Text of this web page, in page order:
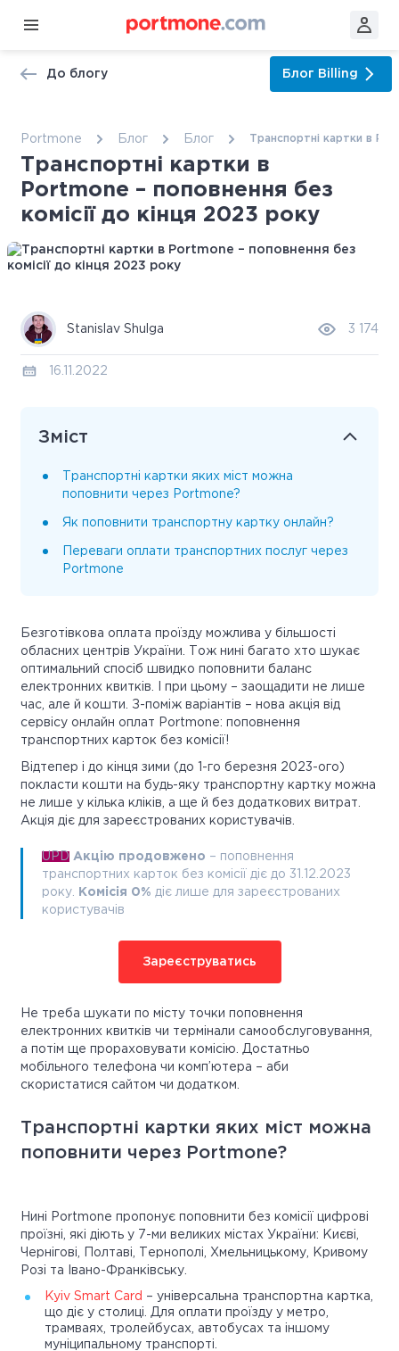
До блогу Блог Billing
Portmone Блог Блог Транспортні картки в
Транспортні картки в
Portmone – поповнення без
комісії до кінця 2023 року
Stanislav Shulga 3 174
16.11.2022
Зміст
Транспортні картки яких міст можна
поповнити через Portmone?
Як поповнити транспортну картку онлайн?
Переваги оплати транспортних послуг через
Portmone
Безготівкова оплата проїзду можлива у більшості
обласних центрів України. Тож нині багато хто шукає
оптимальний спосіб швидко поповнити баланс
електронних квитків. І при цьому – заощадити не лише
час, але й кошти. З-поміж варіантів – нова акція від
сервісу онлайн оплат Portmone: поповнення
транспортних карток без комісії!
Відтепер і до кінця зими (до 1-го березня 2023-ого)
покласти кошти на будь-яку транспортну картку можна
не лише у кілька кліків, а ще й без додаткових витрат.
Акція діє для зареєстрованих користувачів.
UPD Акцію продовжено – поповнення
транспортних карток без комісії діє до 31.12.2023
року.
Комісія 0% діє лише для зареєстрованих
користувачів
Зареєструватись
Не треба шукати по місту точки поповнення
електронних квитків чи термінали самообслуговування,
а потім ще прораховувати комісію. Достатньо
мобільного телефона чи комп’ютера – аби
скористатися сайтом чи додатком.
Транспортні картки яких міст можна
поповнити через Portmone?
Нині Portmone пропонує поповнити без комісії цифрові
проїзні, які діють у 7-ми великих містах України: Києві,
Чернігові, Полтаві, Тернополі, Хмельницькому, Кривому
Розі та Івано-Франківську.
Kyiv Smart Card – універсальна транспортна картка,
що діє у столиці. Для оплати проїзду у метро,
трамваях, тролейбусах, автобусах та іншому
муніципальному транспорті.